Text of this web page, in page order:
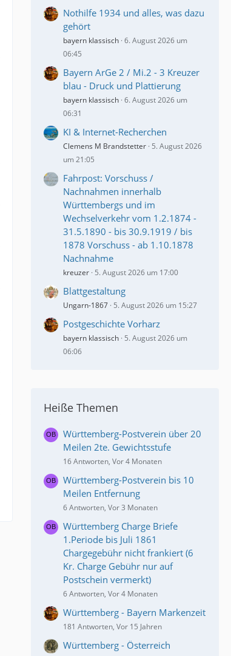
Nothilfe 1934 und alles, was dazu
gehört
bayern klassisch 6. August 2026 um
06:45
Bayern ArGe 2 / Mi.2 - 3 Kreuzer
blau - Druck und Plattierung
bayern klassisch 6. August 2026 um
06:31
KI & Internet-Recherchen
Clemens M Brandstetter 5. August 2026
um 21:05
Fahrpost: Vorschuss /
Nachnahmen innerhalb
Württembergs und im
Wechselverkehr vom 1.2.1874 -
31.5.1890 - bis 30.9.1919 / bis
1878 Vorschuss - ab 1.10.1878
Nachnahme
kreuzer 5. August 2026 um 17:00
Blattgestaltung
Ungarn-1867 5. August 2026 um 15:27
Postgeschichte Vorharz
bayern klassisch 5. August 2026 um
06:06
Heiße Themen
Württemberg-Postverein über 20
Meilen 2te. Gewichtsstufe
16 Antworten, Vor 4 Monaten
Württemberg-Postverein bis 10
Meilen Entfernung
6 Antworten, Vor 3 Monaten
Württemberg Charge Briefe
1.Periode bis Juli 1861
Chargegebühr nicht frankiert (6
Kr. Charge Gebühr nur auf
Postschein vermerkt)
6 Antworten, Vor 4 Monaten
Württemberg - Bayern Markenzeit
181 Antworten, Vor 15 Jahren
Württemberg - Österreich